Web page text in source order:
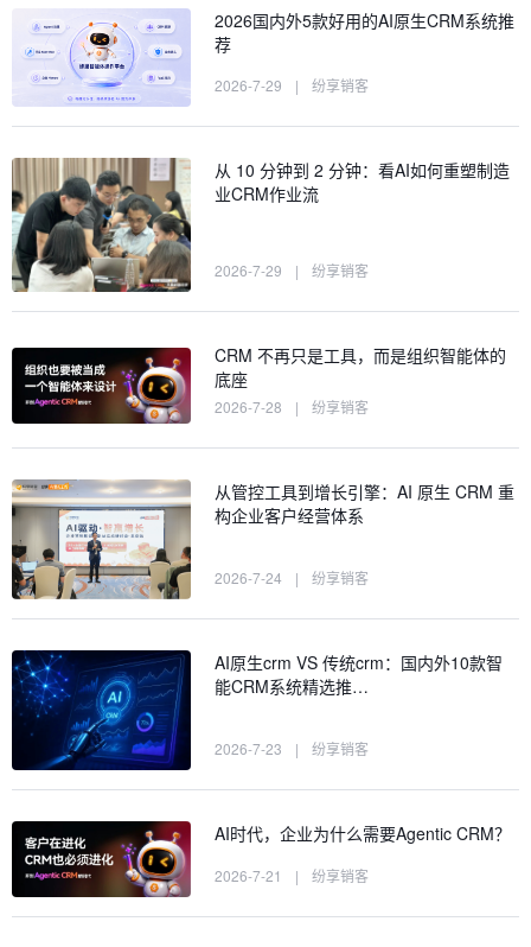
2026国内外5款好用的AI原生CRM系统推
荐
2026-7-29 | 纷享销客
从 10 分钟到 2 分钟：看AI如何重塑制造
业CRM作业流
2026-7-29 | 纷享销客
CRM 不再只是工具，而是组织智能体的
底座
2026-7-28 | 纷享销客
从管控工具到增长引擎：AI 原生 CRM 重
构企业客户经营体系
2026-7-24 | 纷享销客
AI原生crm VS 传统crm：国内外10款智
能CRM系统精选推…
2026-7-23 | 纷享销客
AI时代，企业为什么需要Agentic CRM？
2026-7-21 | 纷享销客